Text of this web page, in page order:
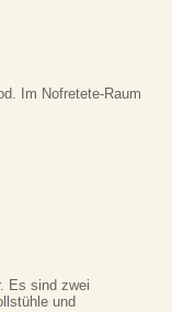
Im Nofretete-Raum
Es sind zwei
und